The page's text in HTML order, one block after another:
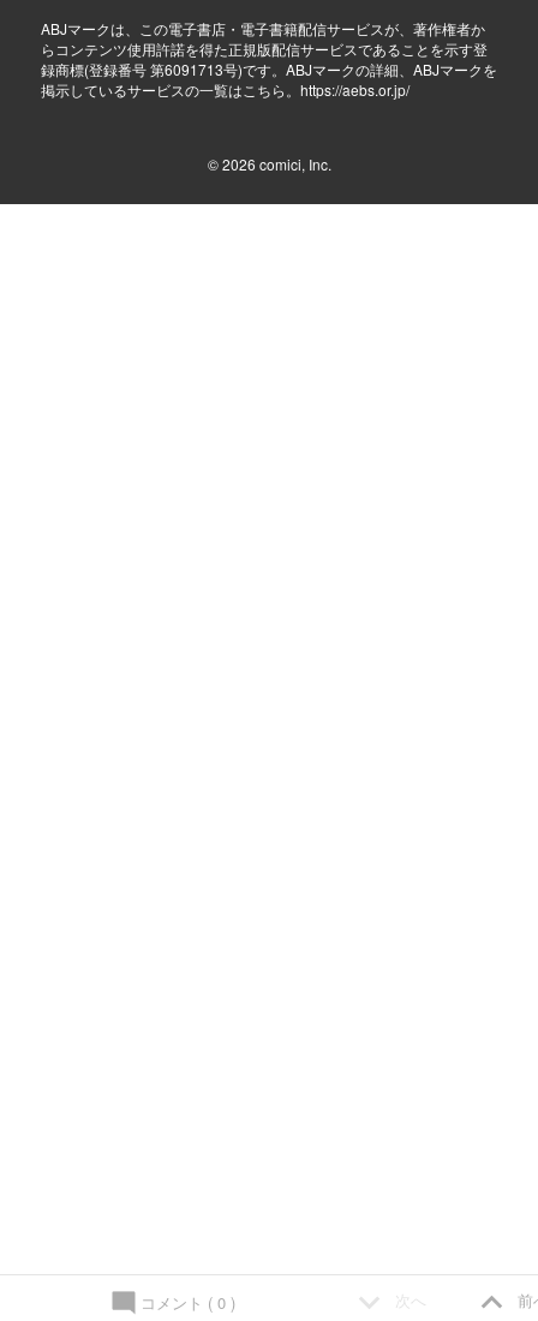
コメント ( 0 ) keyboard_arrow_down 次へ keyboard_arrow_up 前
ABJマークは、この電子書店・電子書籍配信サービスが、著作権者か
らコンテンツ使用許諾を得た正規版配信サービスであることを示す登
録商標(登録番号 第6091713号)です。ABJマークの詳細、ABJマークを
掲示しているサービスの一覧はこちら。 https://aebs.or.jp/
© 2026 comici, Inc.